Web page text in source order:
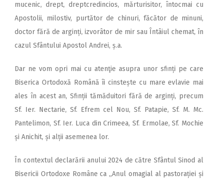
mucenic, drept, dreptcredincios, mărturisitor, întocmai cu
Apostolii, milostiv, purtător de chinuri, făcător de minuni,
doctor fără de arginți, izvorâtor de mir sau Întâiul chemat, în
cazul Sfântului Apostol Andrei, ș.a.
Dar ne vom opri mai cu atenţie asupra unor sfinți pe care
Biserica Ortodoxă Română îi cinstește cu mare evlavie mai
ales în acest an, Sfinții tămăduitori fără de arginți, precum
Sf. Ier. Nectarie, Sf. Efrem cel Nou, Sf. Patapie, Sf. M. Mc.
Pantelimon, Sf. Ier. Luca din Crimeea, Sf. Ermolae, Sf. Mochie
și Anichit, și alții asemenea lor.
În contextul declarării anului 2024 de către Sfântul Sinod al
Bisericii Ortodoxe Române ca „Anul omagial al pastorației și